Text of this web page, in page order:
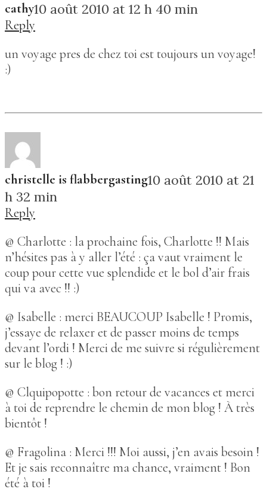
cathy10 août 2010 at 12 h 40 min
Reply
un voyage pres de chez toi est toujours un voyage!
:)
christelle is flabbergasting10 août 2010 at 21
h 32 min
Reply
@ Charlotte : la prochaine fois, Charlotte !! Mais
n’hésites pas à y aller l’été : ça vaut vraiment le
coup pour cette vue splendide et le bol d’air frais
qui va avec !! :)
@ Isabelle : merci BEAUCOUP Isabelle ! Promis,
j’essaye de relaxer et de passer moins de temps
devant l’ordi ! Merci de me suivre si régulièrement
sur le blog ! :)
@ Clquipopotte : bon retour de vacances et merci
à toi de reprendre le chemin de mon blog ! À très
bientôt !
@ Fragolina : Merci !!! Moi aussi, j’en avais besoin !
Et je sais reconnaître ma chance, vraiment ! Bon
été à toi !